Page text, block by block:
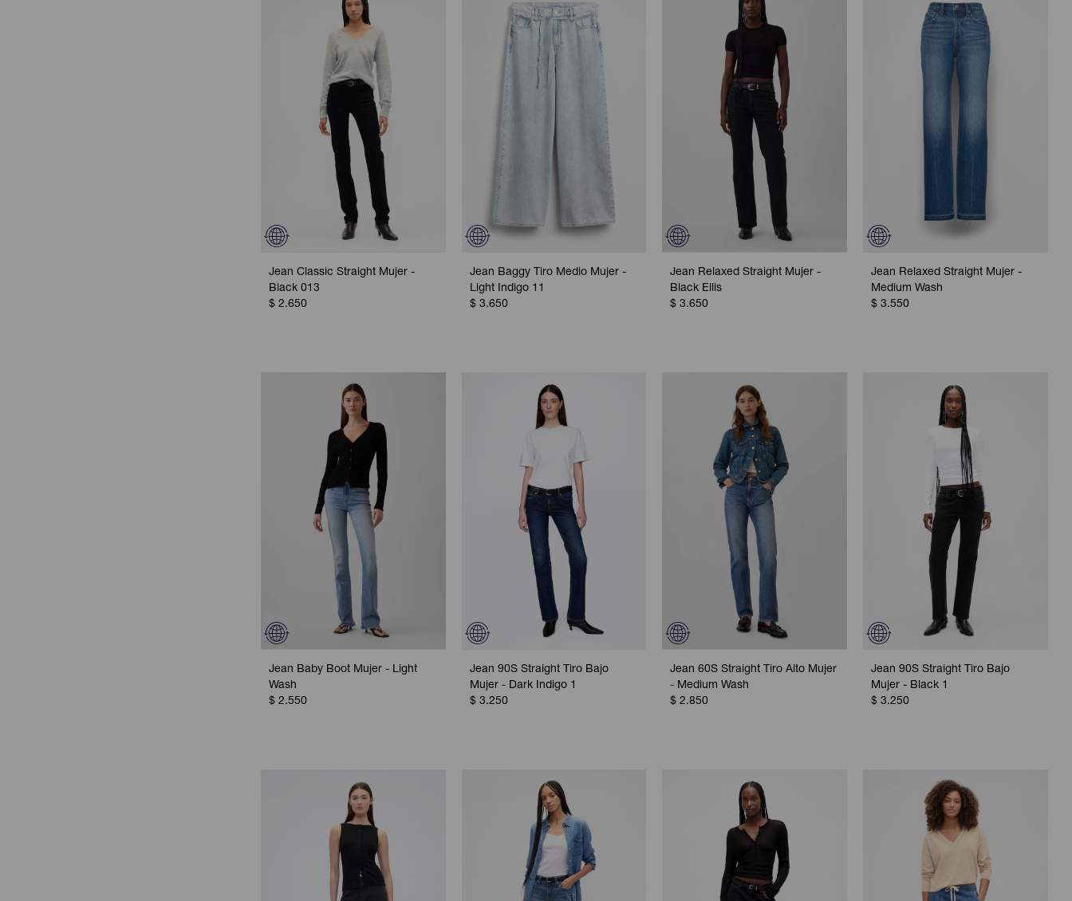
Jean Classic Straight Mujer -
Black 013
$ 2.650
Jean Baggy Tiro Medio Mujer -
Light Indigo 11
$ 3.650
Jean Relaxed Straight Mujer -
Black Ellis
$ 3.650
Jean Relaxed Straight Mujer -
Medium Wash
$ 3.550
Jean Baby Boot Mujer - Light
Wash
$ 2.550
Jean 90S Straight Tiro Bajo
Mujer - Dark Indigo 1
$ 3.250
Jean 60S Straight Tiro Alto Mujer
- Medium Wash
$ 2.850
Jean 90S Straight Tiro Bajo
Mujer - Black 1
$ 3.250